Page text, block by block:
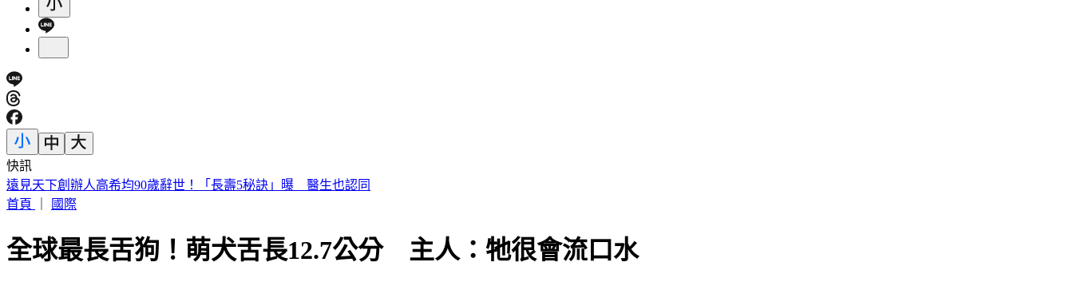
快訊
遠見天下創辦人高希均90歲辭世！「長壽5秘訣」曝 醫生也認同
首頁
國際
全球最長舌狗！萌犬舌長12.7公分 主人：牠很會流口水